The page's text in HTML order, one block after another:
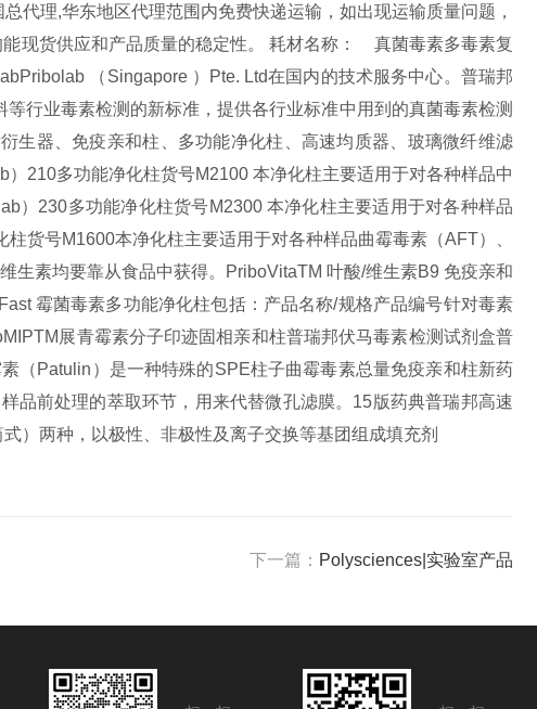
代理,华东地区代理范围内免费快递运输，如出现运输质量问题，
现货供应和产品质量的稳定性。耗材名称： 真菌毒素多毒素复
Pribolab （Singapore ）Pte. Ltd在国内的技术服务中心。普瑞邦
行业毒素检测的新标准，提供各行业标准中用到的真菌毒素检测
生器、免疫亲和柱、多功能净化柱、高速均质器、玻璃微纤维滤
）210多功能净化柱货号M2100 本净化柱主要适用于对各种样品中
）230多功能净化柱货号M2300 本净化柱主要适用于对各种样品
货号M1600本净化柱主要适用于对各种样品曲霉毒素（AFT）、
生素均要靠从食品中获得。
PriboVitaTM 叶酸/维生素B9 免疫亲和
霉菌毒素多功能净化柱包括：产品名称/规格产品编号针对毒素
展青霉素分子印迹固相亲和柱普瑞邦伏马毒素检测试剂盒普
（Patulin）是一种特殊的SPE柱子曲霉毒素总量免疫亲和柱新药
品前处理的萃取环节，用来代替微孔滤膜。 15版药典普瑞邦高速
）两种，以极性、非极性及离子交换等基团组成填充剂
下一篇： Polysciences|实验室产品